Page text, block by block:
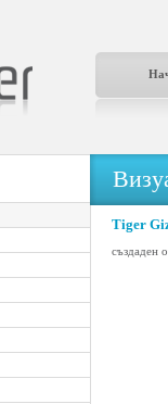
Tiger
създаден